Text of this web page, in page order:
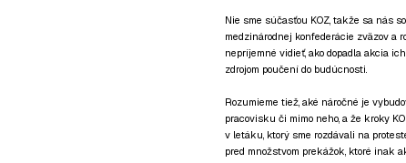
Nie sme súčasťou KOZ, takže sa nás
medzinárodnej konfederácie zväzov a
nepríjemné vidieť, ako dopadla akcia
zdrojom poučení do budúcnosti.
Rozumieme tiež, aké náročné je
pracovisku či mimo neho, a že kroky
v letáku, ktorý sme rozdávali na
pred množstvom prekážok, ktoré inak